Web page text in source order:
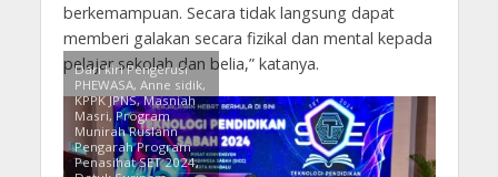
berkemampuan. Secara tidak langsung dapat
memberi galakan secara fizikal dan mental kepada
pelajar sekolah dan belia,” katanya.
Dari kiri Pengerusi
PHEWASA, Anne sidik,
KPPK JPNS, Masniah
Masri, Program
Munirah Ruslann
Pengarah Program
Penasihat SET 2024,